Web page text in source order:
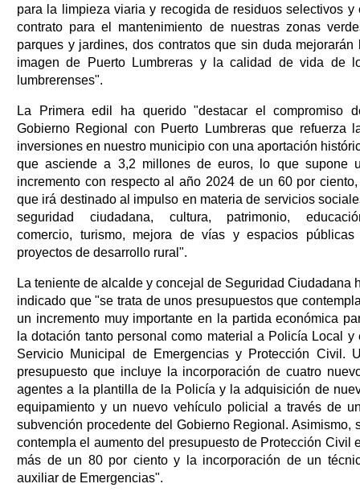
para la limpieza viaria y recogida de residuos selectivos y
contrato para el mantenimiento de nuestras zonas
parques y jardines, dos contratos que sin duda mejorarán
imagen de Puerto Lumbreras y la calidad de vida de
lumbrerenses".
La Primera edil ha querido "destacar el compromiso
Gobierno Regional con Puerto Lumbreras que refuerza
inversiones en nuestro municipio con una aportación
que asciende a 3,2 millones de euros, lo que supone
incremento con respecto al año 2024 de un 60 por
que irá destinado al impulso en materia de servicios
seguridad ciudadana, cultura, patrimonio,
comercio, turismo, mejora de vías y espacios públicas
proyectos de desarrollo rural".
La teniente de alcalde y concejal de Seguridad Ciudadana
indicado que "se trata de unos presupuestos que
un incremento muy importante en la partida económica
la dotación tanto personal como material a Policía Local y
Servicio Municipal de Emergencias y Protección Civil.
presupuesto que incluye la incorporación de cuatro
agentes a la plantilla de la Policía y la adquisición de
equipamiento y un nuevo vehículo policial a través de
subvención procedente del Gobierno Regional. Asimismo,
contempla el aumento del presupuesto de Protección Civil
más de un 80 por ciento y la incorporación de un
auxiliar de Emergencias".